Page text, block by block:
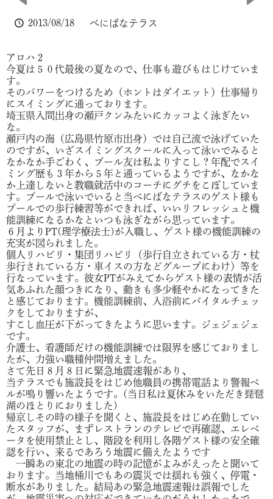
2013/08/18 べにばなテラス
アロハ２
今夏は５０代最後の夏なので、仕事も遊びもはじけていま
す。
そのパワーをつけるため（ホントはダイエット）仕事帰り
にスイミングに通っております。
埼玉県入間出身の瀬戸クンみたいにカッコよく泳ぎたい
な。
瀬戸内の海（広島県竹原市出身）では自己流で泳げていた
のですが、いざスイミングスクールに入って泳いでみると
なかなか手ごわく、プール友は私よりすこし？年配でスイ
ミング歴も３年から５年と通っているようですが、なかな
か上達しないと教職就活中のコーチにグチをこぼしていま
す。プールで泳いでいると当べにばなテラスのゲスト様も
プールでの歩行練習等ができれば、いいリフレッシュと機
能訓練になるかなといつも泳ぎながら思っています。
６月よりPT(理学療法士)が入職し、ゲスト様の機能訓練の
充実が図られました。
個人リハビリ・集団リハビリ（歩行自立されている方・杖
歩行されている方・車イスの方などグループにわけ）等を
行なっています。彼女PTがみえてからゲスト様の表情が活
気あふれた顔つきになり、動きも多少軽やかになってきた
と感じております。機能訓練前、入浴前にバイタルチェッ
クをしておりますが、
すこし血圧が下がってきたように思います。ジェジェジェ
です。
介護士、看護師だけの機能訓練では限界を感じておりまし
たが、力強い職種仲間増えました。
さて先日８月８日に緊急地震速報があり、
当テラスでも施設長をはじめ他職員の携帯電話より警報ベ
ルが鳴り響いたようです。(当日私は夏休みをいただき琵琶
湖のほとりにおりました)
帰京しその時の様子を聞くと、施設長をはじめ在勤してい
たスタッフが、まずレストランのテレビで再確認、エレベ
ータを使用禁止とし、階段を利用し各階ゲスト様の安全確
認を行い、来るであろう地震に備えたようです
一瞬あの東北の地震の時の記憶がよみがえったと聞いて
おります。当地桶川でもあの震災では揺れも強く、停電・
断水がありました。結局あの緊急地震速報は誤報でした